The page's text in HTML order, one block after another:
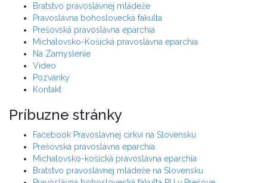
Bratstvo pravoslávnej mládeže
Pravoslávna bohoslovecká fakulta
Prešovská pravoslávna eparchia
Michalovsko-Košická pravoslávna eparchia
Na Zamyslenie
Video
Pozvánky
Kontakt
Príbuzne stránky
Facebook Pravoslávnej cirkvi na Slovensku
Prešovská pravoslávna eparchia
Michalovsko-košická pravoslávna eparchia
Bratstvo pravoslávnej mládeže na Slovensku